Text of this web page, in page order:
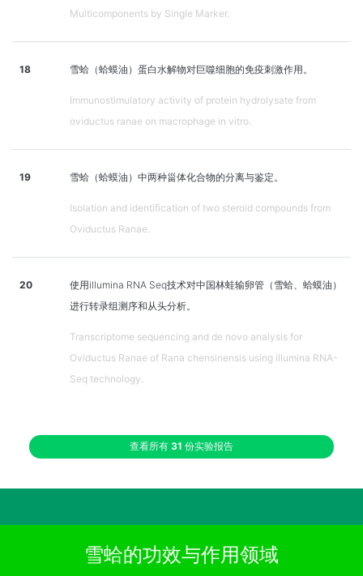
Multicomponents by Single Marker.
18 雪蛤（蛤蟆油）蛋白水解物对巨噬细胞的免疫刺激作用。
Immunostimulatory activity of protein hydrolysate from
oviductus ranae on macrophage in vitro.
19 雪蛤（蛤蟆油）中两种甾体化合物的分离与鉴定。
Isolation and identification of two steroid compounds from
Oviductus Ranae.
20
使用illumina RNA Seq技术对中国林蛙输卵管（雪蛤、蛤蟆油）
进行转录组测序和从头分析。
Transcriptome sequencing and de novo analysis for
Oviductus Ranae of Rana chensinensis using illumina RNA-
Seq technology.
查看所有 31 份实验报告
雪蛤的功效与作用领域